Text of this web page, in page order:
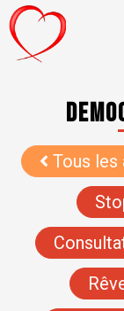
Tous les